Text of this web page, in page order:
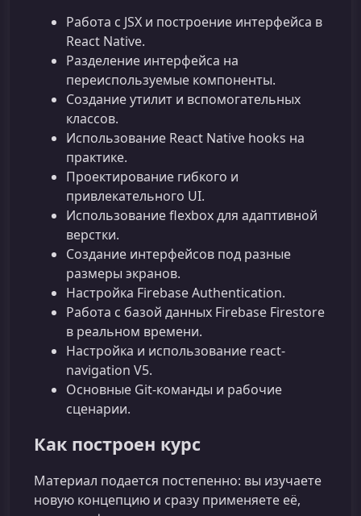
Работа с JSX и построение интерфейса в
React Native.
Разделение интерфейса на
переиспользуемые компоненты.
Создание утилит и вспомогательных
классов.
Использование React Native hooks на
практике.
Проектирование гибкого и
привлекательного UI.
Использование flexbox для адаптивной
верстки.
Создание интерфейсов под разные
размеры экранов.
Настройка Firebase Authentication.
Работа с базой данных Firebase Firestore
в реальном времени.
Настройка и использование react-
navigation V5.
Основные Git‑команды и рабочие
сценарии.
Как построен курс
Материал подается постепенно: вы изучаете
новую концепцию и сразу применяете её,